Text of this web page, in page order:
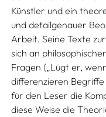
Künstler und ein
und detailgenauer
Arbeit. Seine Texte
sich an
Fragen („Lügt er,
differenzieren
für den Leser die
diese Weise die